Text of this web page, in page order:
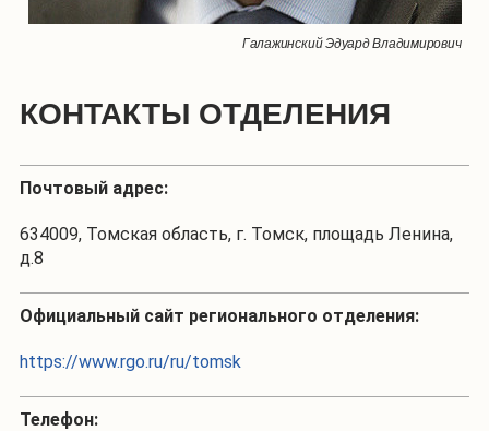
Галажинский Эдуард Владимирович
КОНТАКТЫ ОТДЕЛЕНИЯ
Почтовый адрес:
634009, Томская область, г. Томск, площадь Ленина,
д.8
Официальный сайт регионального отделения:
https://www.rgo.ru/ru/tomsk
Телефон: